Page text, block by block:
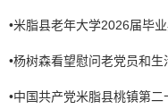
•米脂县老年大学2026届毕
•杨树森看望慰问老党员和生
•中国共产党米脂县桃镇第